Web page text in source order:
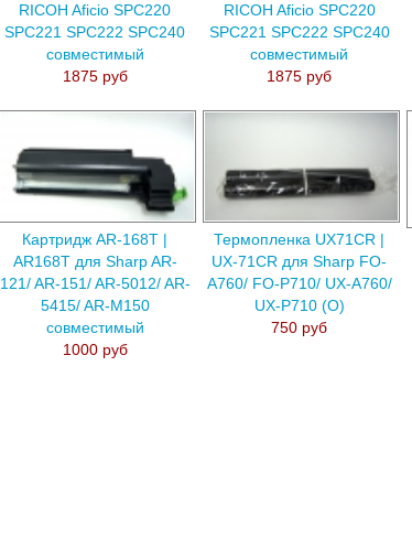
RICOH Aficio SPC220
SPC221 SPC222 SPC240
совместимый
1875 руб
RICOH Aficio SPC220
SPC221 SPC222 SPC240
совместимый
1875 руб
Картридж AR-168T |
AR168T для Sharp AR-
121/ AR-151/ AR-5012/ AR-
5415/ AR-M150
совместимый
1000 руб
Термопленка UX71CR |
UX-71CR для Sharp FO-
A760/ FO-P710/ UX-A760/
UX-P710 (O)
750 руб